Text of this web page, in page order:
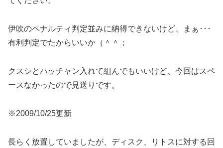
伊吹のペナルティ判定並みに納得できないけど、まぁ･･･
有利判定でたからいいか（＾＾；
クスシとハッチャン入れて組んでもいいけど、今回はスペ
ースなかったので見送りです。
※2009/10/25更新
長らく放置していましたが、ディスク、リトスに対する回